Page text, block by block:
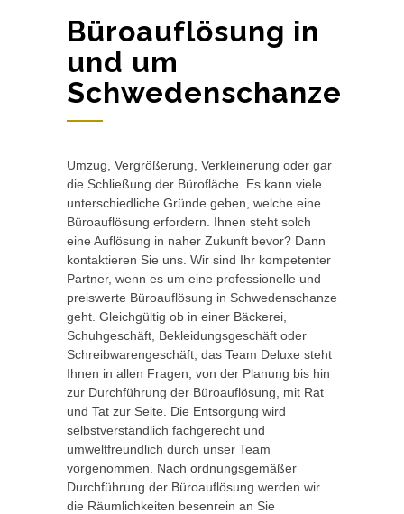
Büroauflösung in
und um
Schwedenschanze
Umzug, Vergrößerung, Verkleinerung oder gar
die Schließung der Bürofläche. Es kann viele
unterschiedliche Gründe geben, welche eine
Büroauflösung erfordern. Ihnen steht solch
eine Auflösung in naher Zukunft bevor? Dann
kontaktieren Sie uns. Wir sind Ihr kompetenter
Partner, wenn es um eine professionelle und
preiswerte Büroauflösung in Schwedenschanze
geht. Gleichgültig ob in einer Bäckerei,
Schuhgeschäft, Bekleidungsgeschäft oder
Schreibwarengeschäft, das Team Deluxe steht
Ihnen in allen Fragen, von der Planung bis hin
zur Durchführung der Büroauflösung, mit Rat
und Tat zur Seite. Die Entsorgung wird
selbstverständlich fachgerecht und
umweltfreundlich durch unser Team
vorgenommen. Nach ordnungsgemäßer
Durchführung der Büroauflösung werden wir
die Räumlichkeiten besenrein an Sie